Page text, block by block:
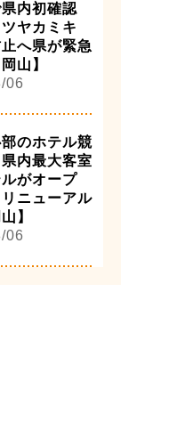
内初確認
ツヤカミキ
へ県が緊急
山】
06
のホテル競
内最大客室
がオープ
ニューアル
】
06